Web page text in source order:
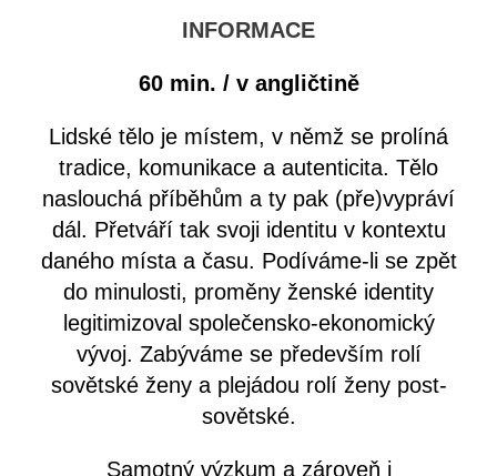
INFORMACE
60 min. / v angličtině
Lidské tělo je místem, v němž se prolíná
tradice, komunikace a autenticita. Tělo
naslouchá příběhům a ty pak (pře)vypráví
dál. Přetváří tak svoji identitu v kontextu
daného místa a času. Podíváme-li se zpět
do minulosti, proměny ženské identity
legitimizoval společensko-ekonomický
vývoj. Zabýváme se především rolí
sovětské ženy a plejádou rolí ženy post-
sovětské.
Samotný výzkum a zároveň i